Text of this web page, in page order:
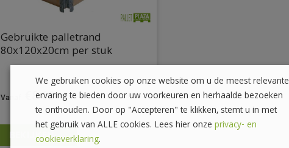
Gebruikte palletrand
80x120x20cm per stuk
8.60 €10.41inc. BTW
BEKIJKEN
We gebruiken cookies op onze website om u de meest relevante
ervaring te bieden door uw voorkeuren en herhaalde bezoeken
te onthouden. Door op "Accepteren" te klikken, stemt u in met
het gebruik van ALLE cookies. Lees hier onze privacy- en
cookieverklaring.